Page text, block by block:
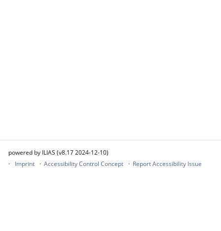
powered by ILIAS (v8.17 2024-12-10)
Imprint
Accessibility Control Concept Report Accessibility Issue